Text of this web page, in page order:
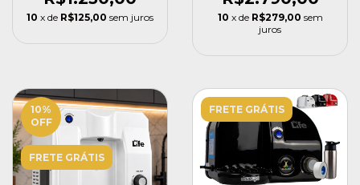
10 x de R$125,00 sem juros 10 x de R$279,00 sem
juros
10%
OFF
FRETE GRÁTIS
FRETE GRÁTIS